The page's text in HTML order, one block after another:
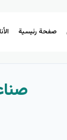
صفحة رئيسية